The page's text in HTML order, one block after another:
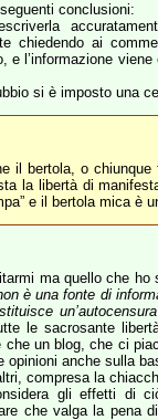
conclusioni:
chiedendo ai
e l’informazione
si è imposto una
il bertola, o
la libertà di
e il bertola mica è
ma quello che
è una fonte di
le sacrosante
che un blog, che ci
anche sulla
compresa la
gli effetti di
che valga la pena